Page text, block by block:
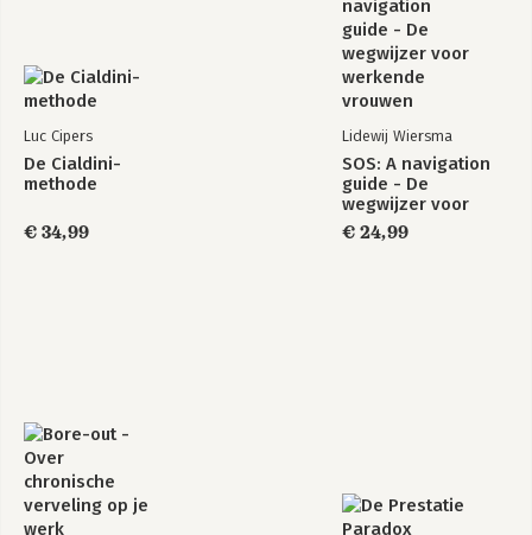
Luc Cipers
De Cialdini-
methode
€ 34,99
Lidewij Wiersma
SOS: A navigation
guide - De
wegwijzer voor
werkende vrouwen
€ 24,99